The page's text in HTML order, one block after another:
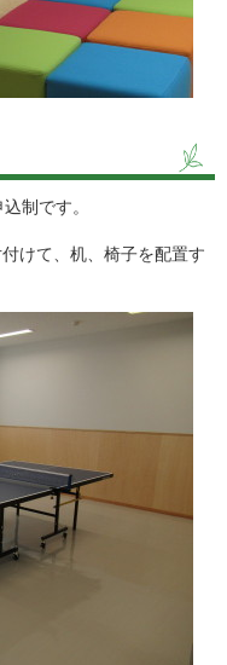
制です。
けて、机、椅子を配置す